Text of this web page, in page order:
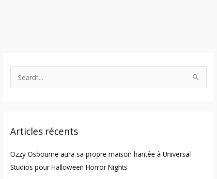
c
f
o
Articles récents
Ozzy Osbourne aura sa propre maison hantée à Universal
Studios pour Halloween Horror Nights